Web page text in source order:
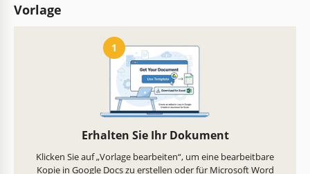
Vorlage
1
Erhalten Sie Ihr Dokument
Klicken Sie auf „Vorlage bearbeiten“, um eine bearbeitbare
Kopie in Google Docs zu erstellen oder für Microsoft Word